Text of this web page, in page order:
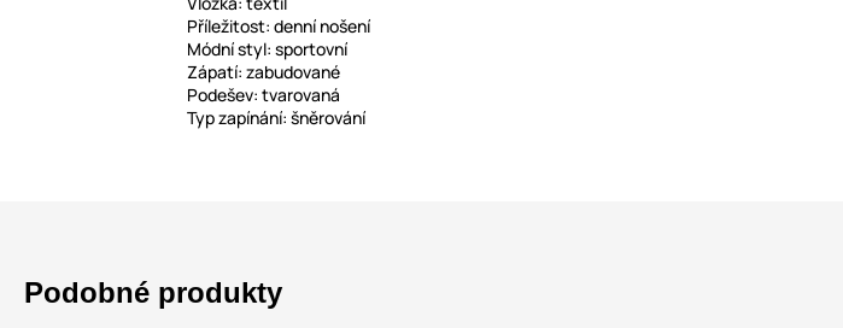
Příležitost: denní nošení
Módní styl: sportovní
Zápatí: zabudované
Podešev: tvarovaná
Typ zapínání: šněrování
Podobné produkty